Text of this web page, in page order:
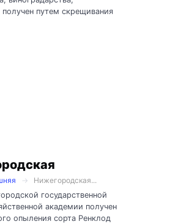
получен путем скрещивания
Нижегородская...
государственной
академии получен
опыления сорта Ренклод